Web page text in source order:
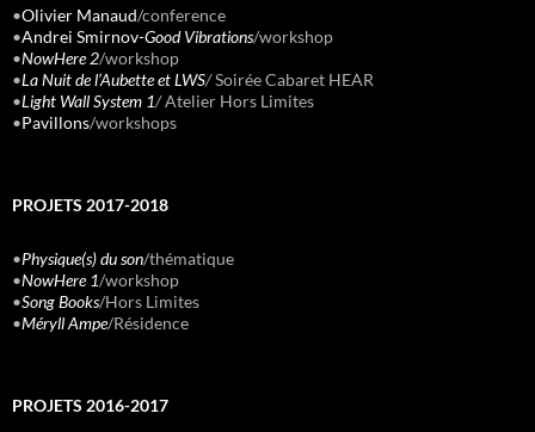
•Olivier Manaud/conference
•Andrei Smirnov-Good Vibrations/workshop
•NowHere 2/workshop
•La Nuit de l’Aubette et LWS/Soirée Cabaret HEAR
•Light Wall System 1/Atelier Hors Limites
•Pavillons/workshops
PROJETS 2017-2018
•Physique(s) du son/thématique
•NowHere 1/workshop
•Song Books/Hors Limites
•Méryll Ampe/Résidence
PROJETS 2016-2017